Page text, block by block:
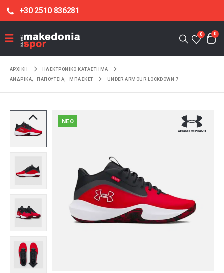
+30 2510 836281
0 0
ΑΡΧΙΚΉ
ΗΛΕΚΤΡΟΝΙΚΌ ΚΑΤΆΣΤΗΜΑ
ΑΝΔΡΙΚΑ
ΠΑΠΟΥΤΣΙΑ ΜΠΑΣΚΕΤ UNDER ARMOUR LOCKDOWN 7
NEO